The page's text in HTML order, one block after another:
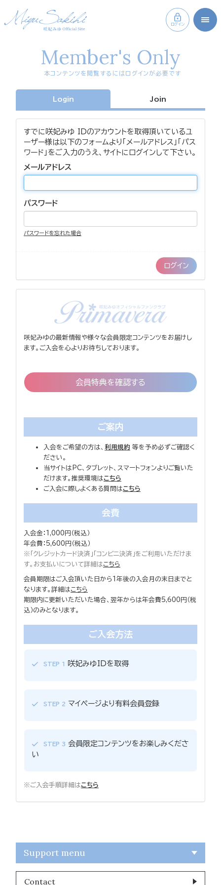
ログイン
Member's Only
本コンテンツを閲覧するにはログインが必要です
Login Join
すでに咲妃みゆ IDのアカウントを取得頂いているユ
ーザー様は以下のフォームより「メールアドレス」「パス
ワード」をご入力のうえ、サイトにログインして下さい。
メールアドレス
パスワード
パスワードを忘れた場合
咲妃みゆの最新情報や様々な会員限定コンテンツをお届けし
ます。ご入会を心よりお待ちしております。
会員特典を確認する
ご案内
入会をご希望の方は、 利用規約 等を予め必ずご確認く
ださい。
当サイトはPC、タブレット、スマートフォンよりご覧いた
だけます。推奨環境はこちら
ご入会に際しよくある質問はこちら
会費
入会金：1,000円（税込）
年会費：5,600円（税込）
※「クレジットカード決済」「コンビニ決済」をご利用いただけま
す。お支払いについて詳細はこちら
会員期限はご入会頂いた日から1年後の入会月の末日までと
なります。詳細はこちら
期限内に更新いただいた場合、翌年からは年会費5,600円（税
込）のみとなります。
ご入会方法
STEP 1 咲妃みゆIDを取得
STEP 2 マイページより有料会員登録
STEP 3
会員限定コンテンツをお楽しみくださ
い
※ご入会手順詳細はこちら
Support menu
Contact